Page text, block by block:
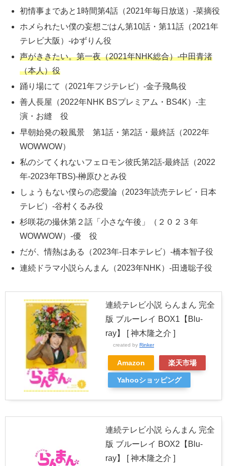
初情事まであと1時間第4話（2021年毎日放送）-菜摘役
ホメられたい僕の妄想ごはん第10話・第11話（2021年
テレビ大阪）-ゆずりん役
声がききたい。第一夜（2021年NHK総合）-中田青渚
（本人）役
踊り場にて（2021年フジテレビ）-金子飛鳥役
善人長屋（2022年NHK BSプレミアム・BS4K）-主
演・お縫 役
早朝始発の殺風景 第1話・第2話・最終話（2022年
WOWWOW）
私のシてくれないフェロモン彼氏第2話-最終話（2022
年-2023年TBS)-榊原ひとみ役
しょうもない僕らの恋愛論（2023年読売テレビ・日本
テレビ）-谷村くるみ役
杉咲花の撮休第２話「小さな午後」（２０２３年
WOWWOW）-優 役
だが、情熱はある（2023年-日本テレビ）-橋本智子役
連続ドラマ小説らんまん（2023年NHK）-田邊聡子役
連続テレビ小説 らんまん 完全
版 ブルーレイ BOX1【Blu-
ray】 [ 神木隆之介 ]
created by Rinker
Amazon 楽天市場
Yahooショッピング
連続テレビ小説 らんまん 完全
版 ブルーレイ BOX2【Blu-
ray】 [ 神木隆之介 ]